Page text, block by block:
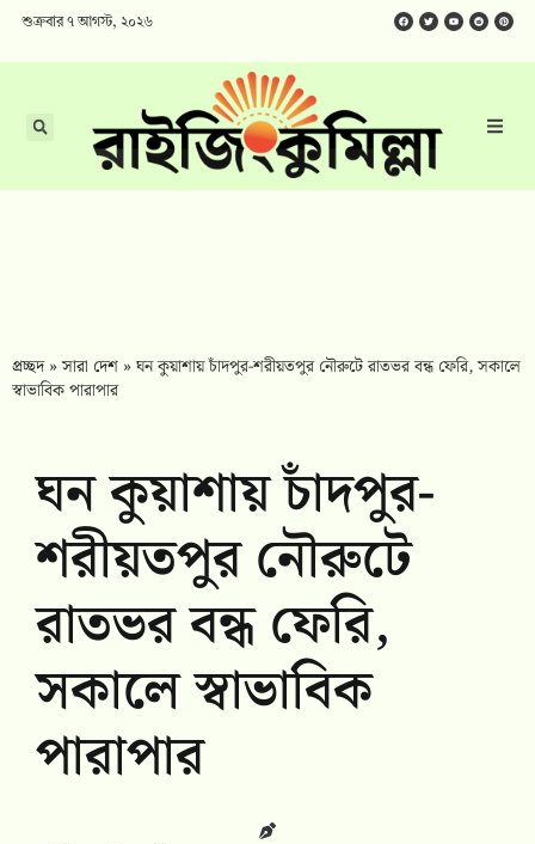
শুক্রবার ৭ আগস্ট, ২০২৬
প্রচ্ছদ»সারা দেশ »ঘন কুয়াশায় চাঁদপুর-শরীয়তপুর নৌরুটে রাতভর বন্ধ ফেরি, সকালে
স্বাভাবিক পারাপার
ঘন কুয়াশায় চাঁদপুর-
শরীয়তপুর নৌরুটে
রাতভর বন্ধ ফেরি,
সকালে স্বাভাবিক
পারাপার